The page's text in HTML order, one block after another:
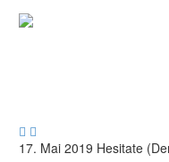
Capturing the moments
 
17. Mai 2019 Hesitate